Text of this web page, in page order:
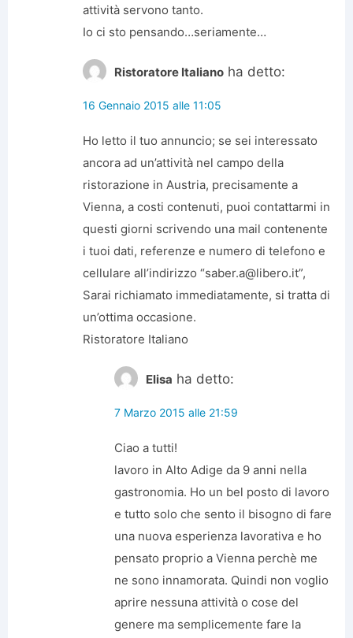
attività servono tanto.
Io ci sto pensando…seriamente…
Ristoratore Italiano ha detto:
16 Gennaio 2015 alle 11:05
Ho letto il tuo annuncio; se sei interessato
ancora ad un’attività nel campo della
ristorazione in Austria, precisamente a
Vienna, a costi contenuti, puoi contattarmi in
questi giorni scrivendo una mail contenente
i tuoi dati, referenze e numero di telefono e
cellulare all’indirizzo “saber.a@libero.it”,
Sarai richiamato immediatamente, si tratta di
un’ottima occasione.
Ristoratore Italiano
Elisa ha detto:
7 Marzo 2015 alle 21:59
Ciao a tutti!
lavoro in Alto Adige da 9 anni nella
gastronomia. Ho un bel posto di lavoro
e tutto solo che sento il bisogno di fare
una nuova esperienza lavorativa e ho
pensato proprio a Vienna perchè me
ne sono innamorata. Quindi non voglio
aprire nessuna attività o cose del
genere ma semplicemente fare la